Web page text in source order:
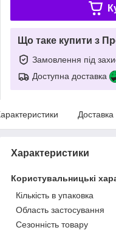
Що таке купити з
Замовлення під
Доступна доставка
Доставка
Характеристики
Користувальницькі
Кількість в упаковка
Область застосування
Сезонність товару